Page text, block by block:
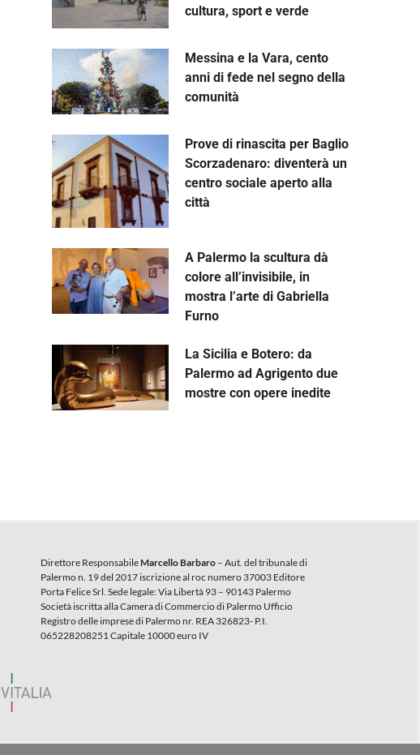
cultura, sport e verde
Messina e la Vara, cento
anni di fede nel segno della
comunità
Prove di rinascita per Baglio
Scorzadenaro: diventerà un
centro sociale aperto alla
città
A Palermo la scultura dà
colore all’invisibile, in
mostra l’arte di Gabriella
Furno
La Sicilia e Botero: da
Palermo ad Agrigento due
mostre con opere inedite
Direttore ResponsabileMarcello Barbaro– Aut. del tribunale di
Palermo n. 19 del 2017 iscrizione al roc numero 37003 Editore
Porta Felice Srl. Sede legale: Via Libertà 93 – 90143 Palermo
Società iscritta alla Camera di Commercio di Palermo Ufficio
Registro delle imprese di Palermo nr. REA 326823- P.I.
065228208251 Capitale 10000 euro IV